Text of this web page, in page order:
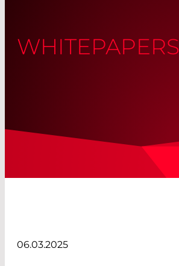
WHITEPAPERS
06.03.2025